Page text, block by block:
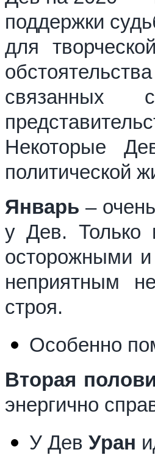
поддержки
для
связанных
Некоторые
политической
Январь –
у Дев. Только
осторожными
неприятным
строя.
Особенно
Вторая
энергично
У Дев Уран